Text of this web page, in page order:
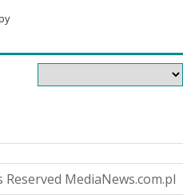
MediaNews.com.pl